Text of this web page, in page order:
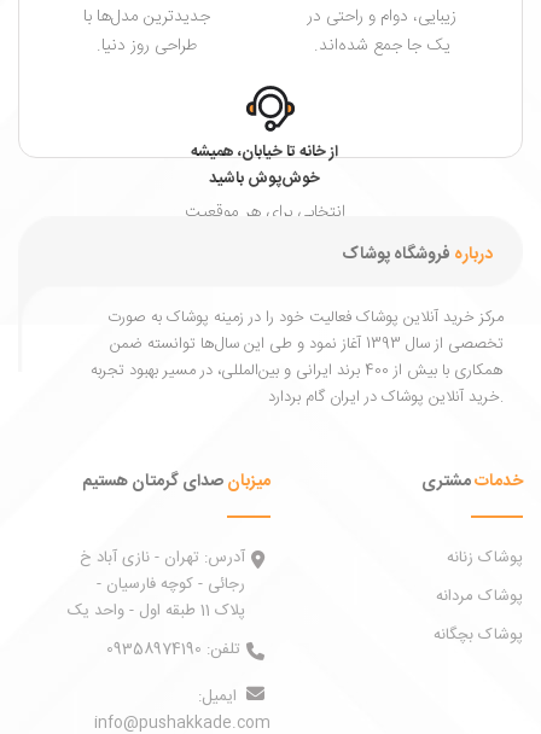
زیبایی، دوام و راحتی در
یک جا جمع شده‌اند.
جدیدترین مدل‌ها با
طراحی روز دنیا.
از خانه تا خیابان، همیشه
خوش‌پوش باشید
انتخابی برای هر موقعیت
درباره فروشگاه پوشاک
مرکز خرید آنلاین پوشاک فعالیت خود را در زمینه پوشاک به ‌صورت
تخصصی از سال 1393 آغاز نمود و طی این سال‌ها توانسته ضمن
همکاری با بیش از 400 برند ایرانی و بین‌المللی، در مسیر بهبود تجربه
خرید آنلاین پوشاک در ایران گام بردارد.
خدماتمشتری
پوشاک زنانه
پوشاک مردانه
پوشاک بچگانه
میزبانصدای گرمتان هستیم
آدرس: تهران - نازی آباد خ
رجائی - کوچه فارسیان -
پلاک 11 طبقه اول - واحد یک
تلفن: 09358974190
ایمیل:
info@pushakkade.com